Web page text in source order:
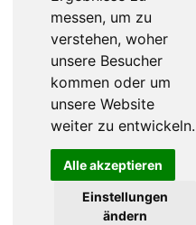
messen, um zu
verstehen, woher
unsere Besucher
kommen oder um
unsere Website
weiter zu entwickeln.
Alle akzeptieren
Einstellungen
ändern